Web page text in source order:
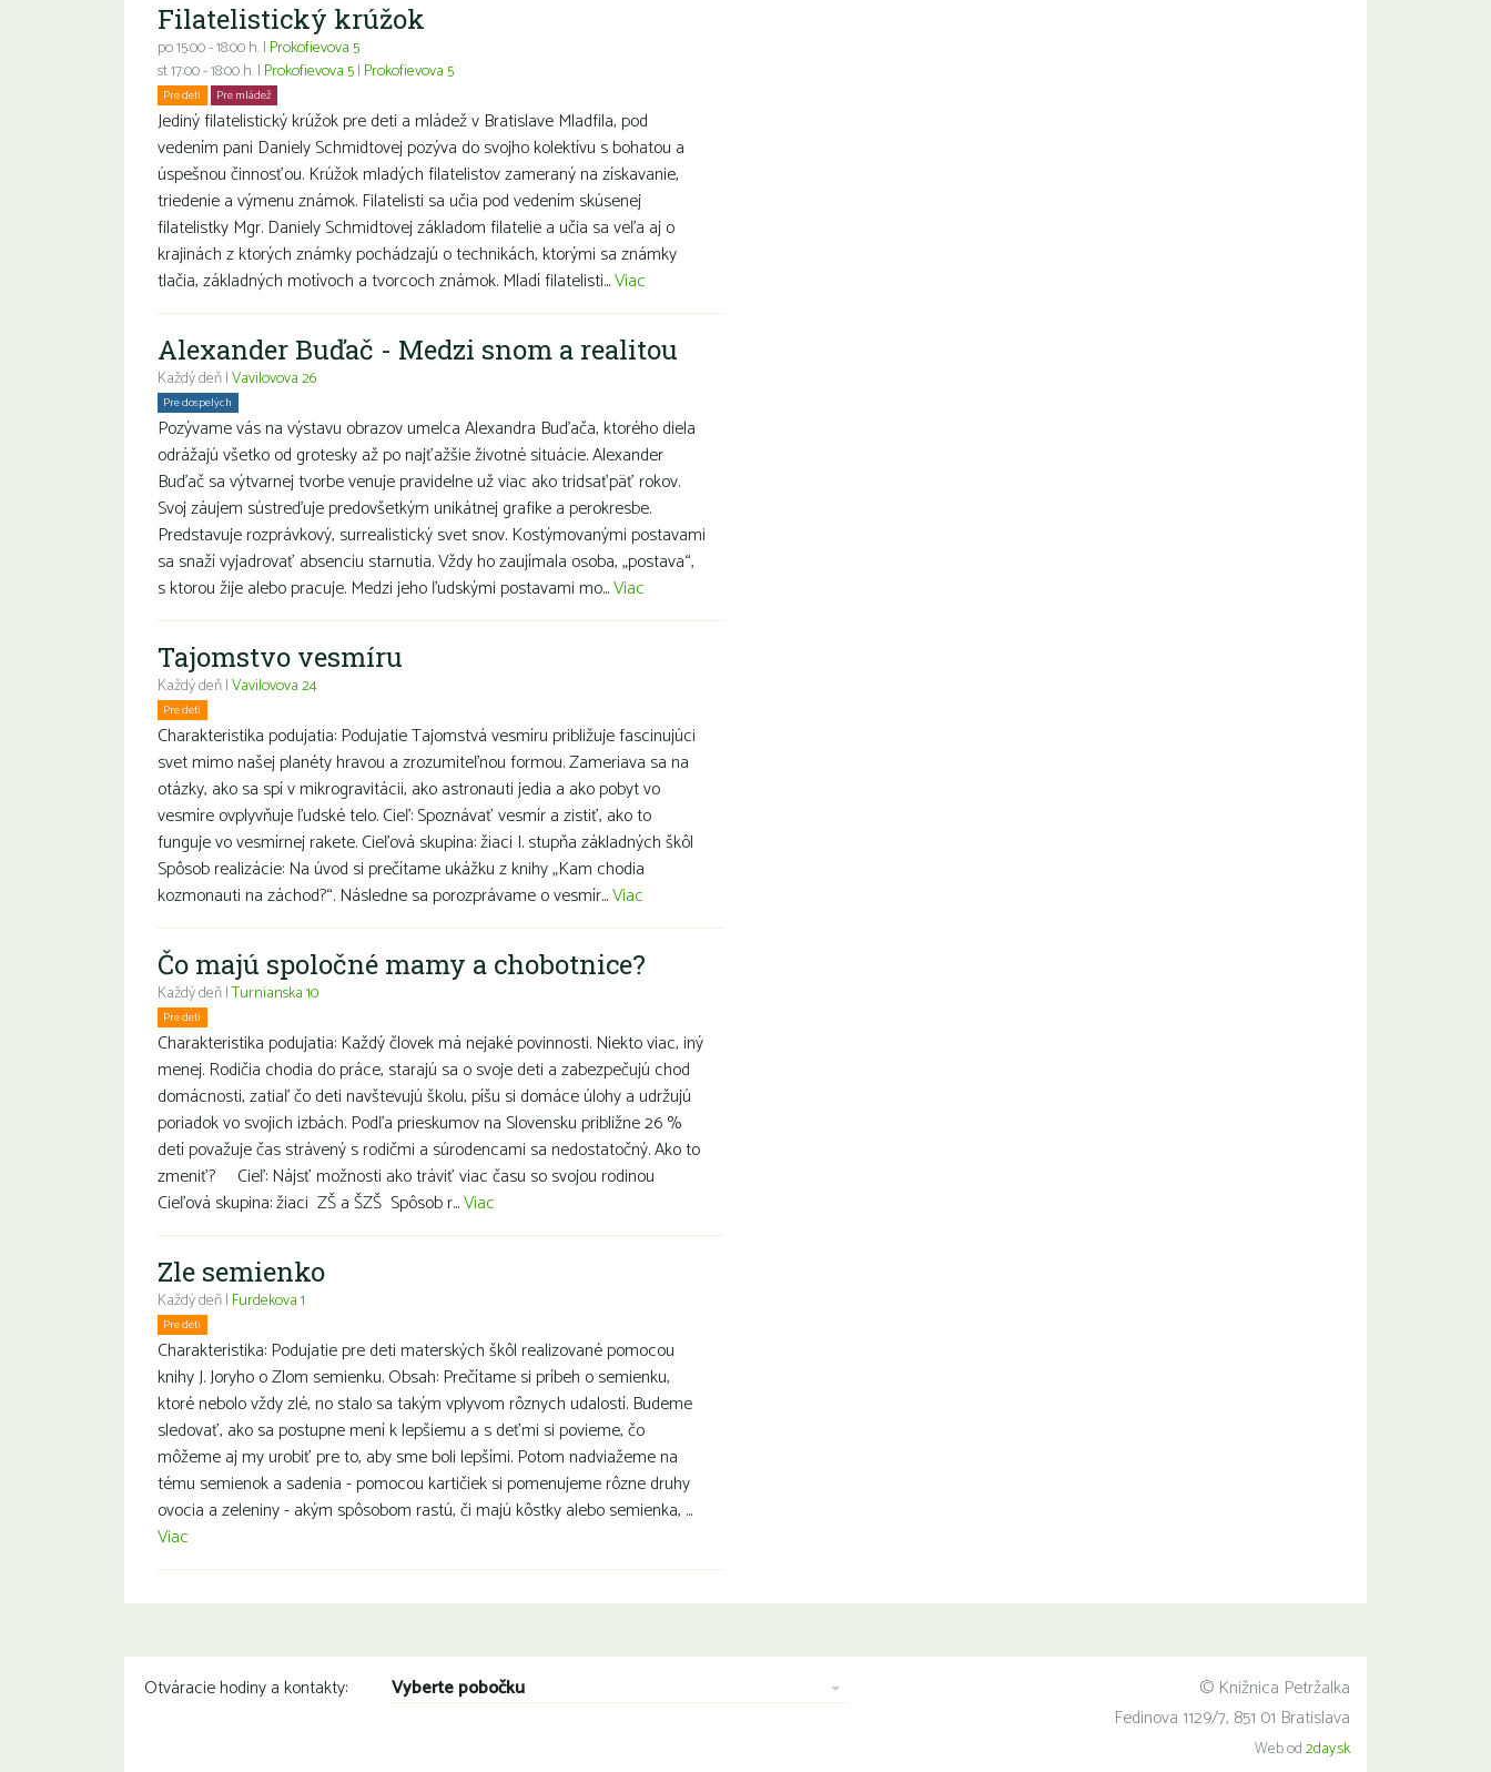
Filatelistický krúžok
po 15:00 - 18:00 h. | Prokofievova 5
st 17:00 - 18:00 h. | Prokofievova 5| Prokofievova 5
Pre deti Pre mládež
Jediný filatelistický krúžok pre deti a mládež v Bratislave Mladfila, pod
vedením pani Daniely Schmidtovej pozýva do svojho kolektívu s bohatou a
úspešnou činnosťou. Krúžok mladých filatelistov zameraný na získavanie,
triedenie a výmenu známok. Filatelisti sa učia pod vedením skúsenej
filatelistky Mgr. Daniely Schmidtovej základom filatelie a učia sa veľa aj o
krajinách z ktorých známky pochádzajú o technikách, ktorými sa známky
tlačia, základných motívoch a tvorcoch známok. Mladí filatelisti...Viac
Alexander Buďač - Medzi snom a realitou
Každý deň |Vavilovova 26
Pre dospelých
Pozývame vás na výstavu obrazov umelca Alexandra Buďača, ktorého diela
odrážajú všetko od grotesky až po najťažšie životné situácie. Alexander
Buďač sa výtvarnej tvorbe venuje pravidelne už viac ako tridsaťpäť rokov.
Svoj záujem sústreďuje predovšetkým unikátnej grafike a perokresbe.
Predstavuje rozprávkový, surrealistický svet snov. Kostýmovanými postavami
sa snaží vyjadrovať absenciu starnutia. Vždy ho zaujímala osoba, „postava“,
s ktorou žije alebo pracuje. Medzi jeho ľudskými postavami mo...Viac
Tajomstvo vesmíru
Každý deň |Vavilovova 24
Pre deti
Charakteristika podujatia: Podujatie Tajomstvá vesmíru približuje fascinujúci
svet mimo našej planéty hravou a zrozumiteľnou formou. Zameriava sa na
otázky, ako sa spí v mikrogravitácii, ako astronauti jedia a ako pobyt vo
vesmíre ovplyvňuje ľudské telo. Cieľ: Spoznávať vesmír a zistiť, ako to
funguje vo vesmírnej rakete. Cieľová skupina: žiaci I. stupňa základných škôl
Spôsob realizácie: Na úvod si prečítame ukážku z knihy „Kam chodia
kozmonauti na záchod?“. Následne sa porozprávame o vesmír...Viac
Čo majú spoločné mamy a chobotnice?
Každý deň |Turnianska 10
Pre deti
Charakteristika podujatia: Každý človek má nejaké povinnosti. Niekto viac, iný
menej. Rodičia chodia do práce, starajú sa o svoje deti a zabezpečujú chod
domácnosti, zatiaľ čo deti navštevujú školu, píšu si domáce úlohy a udržujú
poriadok vo svojich izbách. Podľa prieskumov na Slovensku približne 26 %
detí považuje čas strávený s rodičmi a súrodencami sa nedostatočný. Ako to
zmeniť? Cieľ: Nájsť možnosti ako tráviť viac času so svojou rodinou
Cieľová skupina: žiaci ZŠ a ŠZŠ Spôsob r...Viac
Zle semienko
Každý deň | Furdekova 1
Pre deti
Charakteristika: Podujatie pre deti materských škôl realizované pomocou
knihy J. Joryho o Zlom semienku. Obsah: Prečítame si príbeh o semienku,
ktoré nebolo vždy zlé, no stalo sa takým vplyvom rôznych udalostí. Budeme
sledovať, ako sa postupne mení k lepšiemu a s deťmi si povieme, čo
môžeme aj my urobiť pre to, aby sme boli lepšími. Potom nadviažeme na
tému semienok a sadenia - pomocou kartičiek si pomenujeme rôzne druhy
ovocia a zeleniny - akým spôsobom rastú, či majú kôstky alebo semienka, ...
Viac
Otváracie hodiny a kontakty: Vyberte pobočku
© Knižnica Petržalka
Fedinova 1129/7, 851 01 Bratislava
Web od2day.sk